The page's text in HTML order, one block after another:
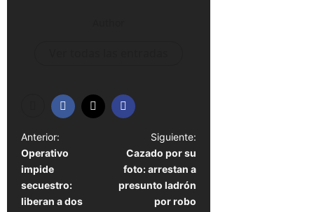
N
a
v
e
Anterior:
Operativo
impide
secuestro:
liberan a dos
Siguiente:
Cazado por su
foto: arrestan a
presunto ladrón
por robo